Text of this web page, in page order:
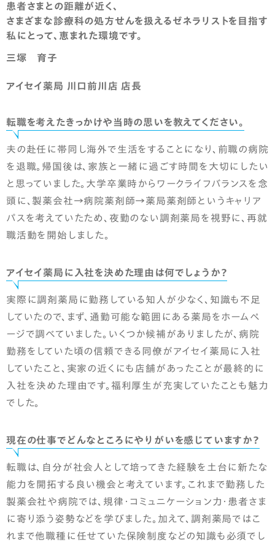
未経験でも安心の実践力を磨くキャリア研修
中途採用に関するよくあるご質問
インターンシップ
インターンシップ
患者さまとの距離が近く、
さまざまな診療科の処方せんを扱えるゼネラリストを目指す
私にとって、恵まれた環境です。
三塚 育子
アイセイ薬局 川口前川店 店長
転職を考えたきっかけや当時の思いを教えてください。
夫の赴任に帯同し海外で生活をすることになり、前職の病院
を退職。帰国後は、家族と一緒に過ごす時間を大切にしたい
と思っていました。大学卒業時からワークライフバランスを念
頭に、製薬会社→病院薬剤師→薬局薬剤師というキャリア
パスを考えていたため、夜勤のない調剤薬局を視野に、再就
職活動を開始しました。
アイセイ薬局に入社を決めた理由は何でしょうか？
実際に調剤薬局に勤務している知人が少なく、知識も不足
していたので、まず、通勤可能な範囲にある薬局をホームペ
ージで調べていました。いくつか候補がありましたが、病院
勤務をしていた頃の信頼できる同僚がアイセイ薬局に入社
していたこと、実家の近くにも店舗があったことが最終的に
入社を決めた理由です。福利厚生が充実していたことも魅力
でした。
現在の仕事でどんなところにやりがいを感じていますか？
転職は、自分が社会人として培ってきた経験を土台に新たな
能力を開拓する良い機会と考えています。これまで勤務した
製薬会社や病院では、規律・コミュニケーション力・患者さま
に寄り添う姿勢などを学びました。加えて、調剤薬局ではこ
れまで他職種に任せていた保険制度などの知識も必須でし